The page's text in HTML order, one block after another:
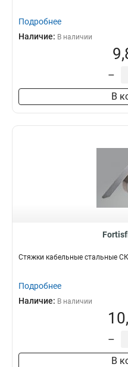
Подробнее
Наличие: В наличии
–
В
Стяжки кабельные стальные
Подробнее
Наличие: В наличии
–
В